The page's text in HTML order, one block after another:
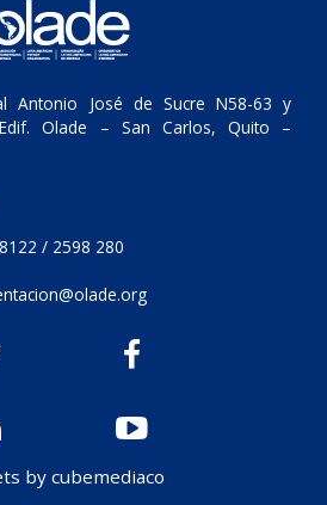
Antonio José de Sucre N58-63 y
Olade – San Carlos, Quito –
/ 2598 280
by cubemediaco